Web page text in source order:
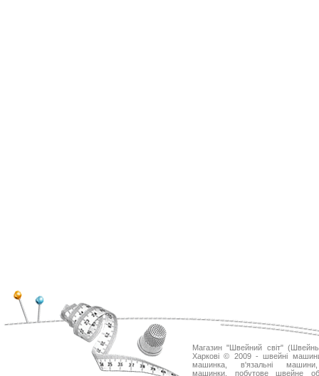
Магазин "Швейний світ"
Харкові © 2009 - швейні
машинка, в'язальні
машинки, побутове швейне